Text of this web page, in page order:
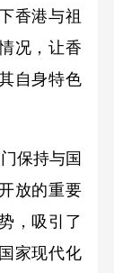
香港与祖
况，让香
自身特色
保持与国
放的重要
，吸引了
家现代化